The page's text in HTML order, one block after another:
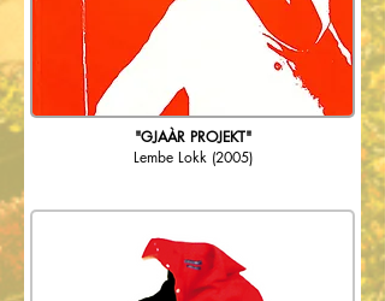
"GJAÀR PROJEKT"
Lembe Lokk (2005)